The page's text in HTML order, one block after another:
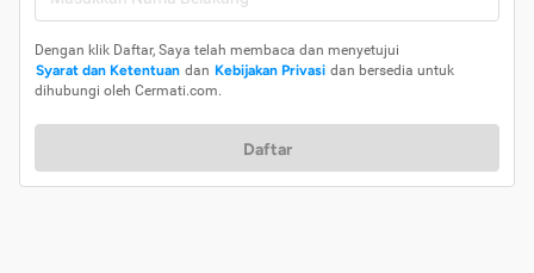
Dengan klik Daftar, Saya telah membaca dan menyetujui
Syarat dan Ketentuan dan Kebijakan Privasi dan bersedia untuk
dihubungi oleh Cermati.com.
Daftar